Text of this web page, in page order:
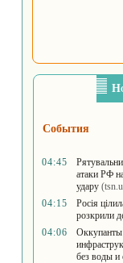
События
04:45
атаки РФ
удару
04:15
Росія
розкрили
04:06
Оккупанты
без воды